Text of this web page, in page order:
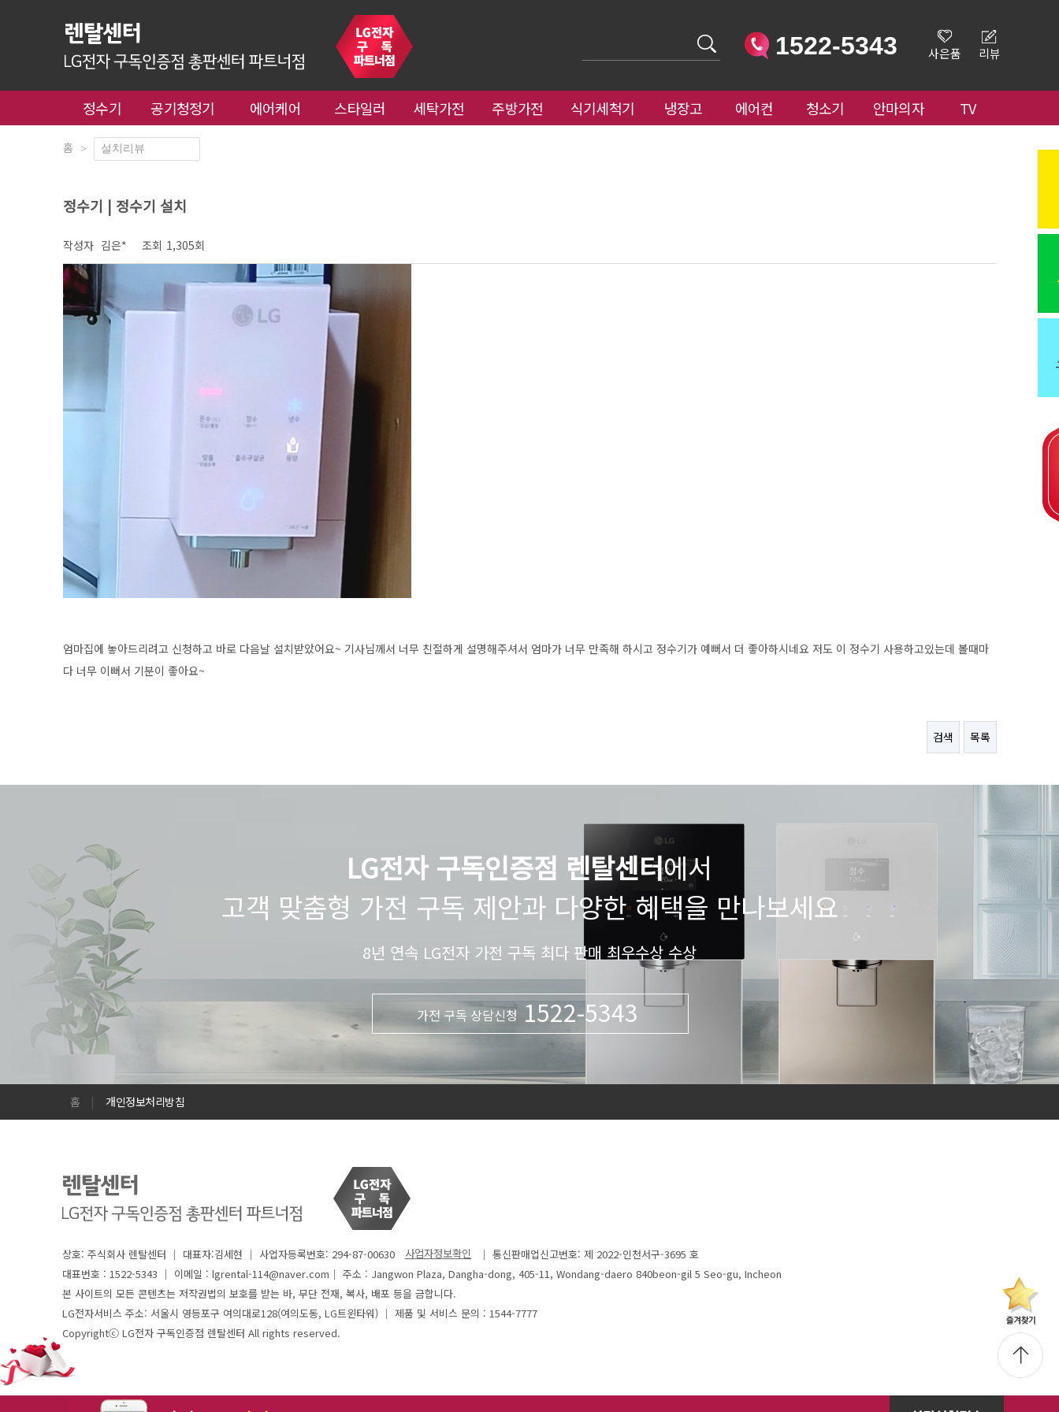
사은품 리뷰
1522-5343
정수기 공기청정기 에어케어 스타일러 세탁가전 주방가전 식기세척기 냉장고 에어컨 청소기 안마의자 TV
홈 >
정수기 | 정수기 설치
작성자 김은* 조회 1,305회
엄마집에 놓아드리려고 신청하고 바로 다음날 설치받았어요~ 기사님께서 너무 친절하게 설명해주셔서 엄마가 너무 만족해 하시고 정수기가 예뻐서 더 좋아하시네요 저도 이 정수기 사용하고있는데 볼때마
다 너무 이뻐서 기분이 좋아요~
검색 목록
LG전자 구독인증점 렌탈센터에서
고객 맞춤형 가전 구독 제안과 다양한 혜택을 만나보세요
8년 연속 LG전자 가전 구독 최다 판매 최우수상 수상
가전 구독 상담신청1522-5343
홈 | 개인정보처리방침
상호: 주식회사 렌탈센터 │ 대표자:김세현 │ 사업자등록번호: 294-87-00630
│ 통신판매업신고번호: 제 2022-인천서구-3695 호
대표번호 : 1522-5343 │ 이메일 : lgrental-114@naver.com│ 주소 : Jangwon Plaza, Dangha-dong, 405-11, Wondang-daero 840beon-gil 5 Seo-gu, Incheon
본 사이트의 모든 콘텐츠는 저작권법의 보호를 받는 바, 무단 전재, 복사, 배포 등을 금합니다.
LG전자서비스 주소: 서울시 영등포구 여의대로128(여의도동, LG트윈타워) │ 제품 및 서비스 문의 : 1544-7777
Copyrightⓒ LG전자 구독인증점 렌탈센터 All rights reserved.